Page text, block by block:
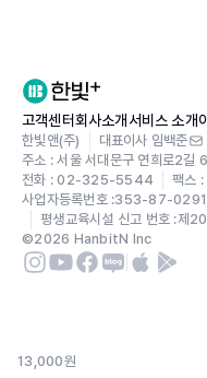
카즈는 숨이 턱 막혔다.
“내 말소리도 들리고?”
“그럼 당연하지.”
“으아악!”
카즈는 비명을 질렀다.
가 있다는 이야기는 들
리드에 대해서도 마찬가
황급히 달아나려고 몸을
13,000원
고객센터회사소개서비스 소개
한빛앤(주)
대표이사 임백준
주소 : 서울 서대문구 연희로2길
전화 : 02-325-5544
팩스
사업자등록번호 :353-87-
평생교육시설 신고 번호 :제
©2026 HanbitN Inc